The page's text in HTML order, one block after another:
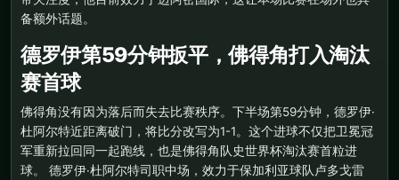
备额外话题。
德罗伊第59分钟扳平，佛得角打入淘汰
赛首球
佛得角没有因为落后而失去比赛秩序。下半场第59分钟，德罗伊·
杜阿尔特近距离破门，将比分改写为1-1。这个进球不仅把卫冕冠
军重新拉回同一起跑线，也是佛得角队史世界杯淘汰赛首粒进
球。 德罗伊·杜阿尔特司职中场，效力于保加利亚球队卢多戈雷